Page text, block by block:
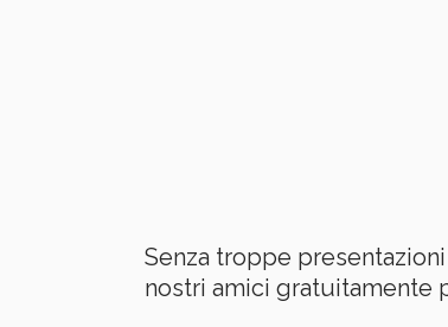
Senza troppe
nostri amici gratuitamente